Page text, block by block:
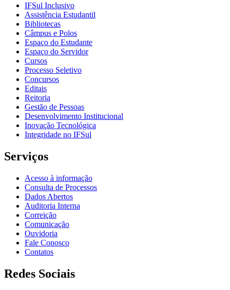
IFSul Inclusivo
Assistência Estudantil
Bibliotecas
Câmpus e Polos
Espaço do Estudante
Espaço do Servidor
Cursos
Processo Seletivo
Concursos
Editais
Reitoria
Gestão de Pessoas
Desenvolvimento Institucional
Inovação Tecnológica
Integridade no IFSul
Serviços
Acesso à informação
Consulta de Processos
Dados Abertos
Auditoria Interna
Correição
Comunicação
Ouvidoria
Fale Conosco
Contatos
Redes Sociais